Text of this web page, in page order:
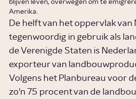
blijven leven, overwegen om te
Amerika.
De helft van het oppervlak van
tegenwoordig in gebruik als
de Verenigde Staten is
exporteur van
Volgens het Planbureau voor
zo'n 75 procent van de